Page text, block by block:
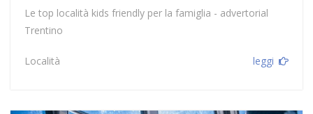
Le top località kids friendly per la famiglia - advertorial
Trentino
Località leggi